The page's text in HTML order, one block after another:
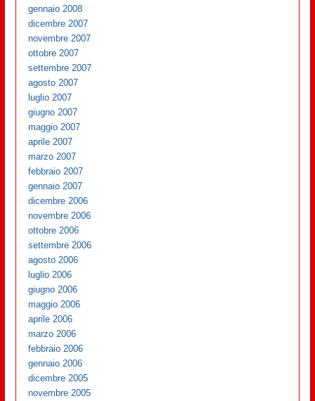
gennaio 2008
dicembre 2007
novembre 2007
ottobre 2007
settembre 2007
agosto 2007
luglio 2007
giugno 2007
maggio 2007
aprile 2007
marzo 2007
febbraio 2007
gennaio 2007
dicembre 2006
novembre 2006
ottobre 2006
settembre 2006
agosto 2006
luglio 2006
giugno 2006
maggio 2006
aprile 2006
marzo 2006
febbraio 2006
gennaio 2006
dicembre 2005
novembre 2005